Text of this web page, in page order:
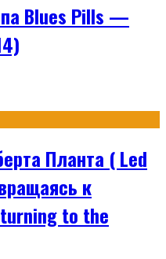
Blues Pills —
Планта ( Led
к
to the